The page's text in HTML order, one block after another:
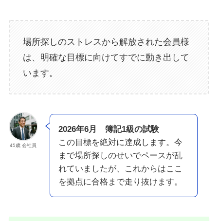
場所探しのストレスから解放された会員様
は、明確な目標に向けてすでに動き出して
います。
45歳 会社員
2026年6月 簿記1級の試験
この目標を絶対に達成します。今
まで場所探しのせいでペースが乱
れていましたが、これからはここ
を拠点に合格まで走り抜けます。